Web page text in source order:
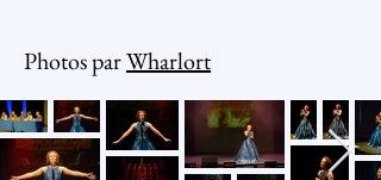
Photos parWharlort